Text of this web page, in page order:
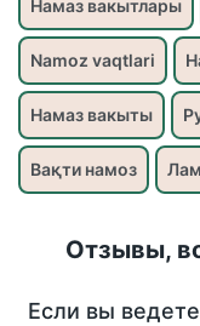
Намаз вакытлары
Namoz vaqtlari
Намаз вакыты
Вақти намоз
Отзывы,
Если вы